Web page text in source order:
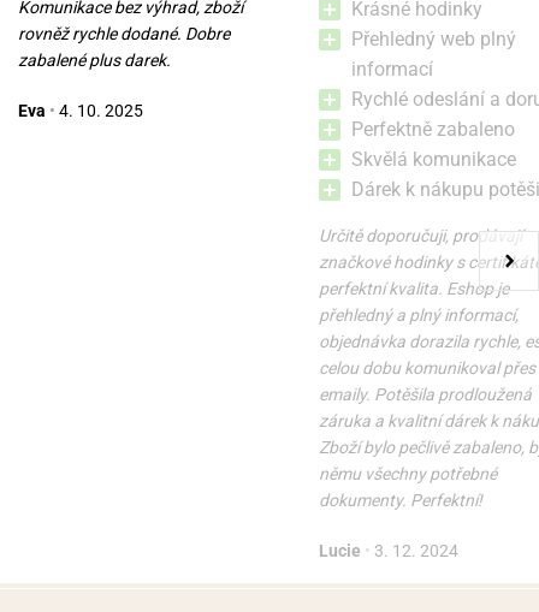
Boccia Titanium 3310-01
Skladem zítra 7. 8. u vás
1 790 Kč
Komunikace bez výhrad, zboží
rovněž rychle dodané. Dobre
zabalené plus darek.
Eva • 4. 10. 2025
Krásné hodinky
Přehledný web plný
informací
Rychlé odeslání a
Perfektně zabaleno
Skvělá komunikace
Dárek k nákupu
Určitě doporučuji, prodávají
značkové hodinky s
perfektní kvalita. Eshop je
přehledný a plný informací,
objednávka dorazila rychle,
celou dobu komunikoval přes
emaily. Potěšila prodloužená
záruka a kvalitní dárek k
Zboží bylo pečlivě zabaleno,
němu všechny potřebné
dokumenty. Perfektní!
Lucie • 3. 12. 2024